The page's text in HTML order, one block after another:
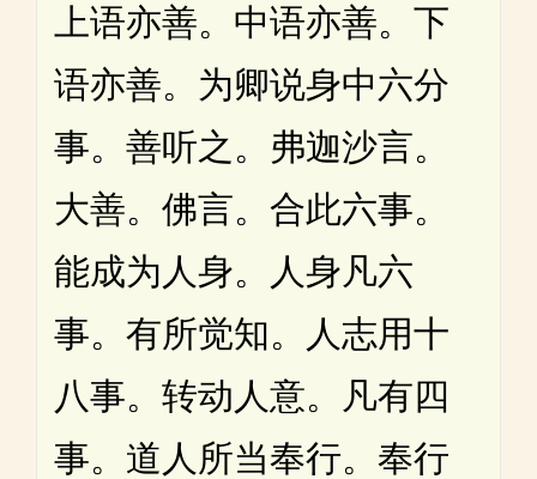
上语亦善。中语亦善。下
语亦善。为卿说身中六分
事。善听之。弗迦沙言。
大善。佛言。合此六事。
能成为人身。人身凡六
事。有所觉知。人志用十
八事。转动人意。凡有四
事。道人所当奉行。奉行